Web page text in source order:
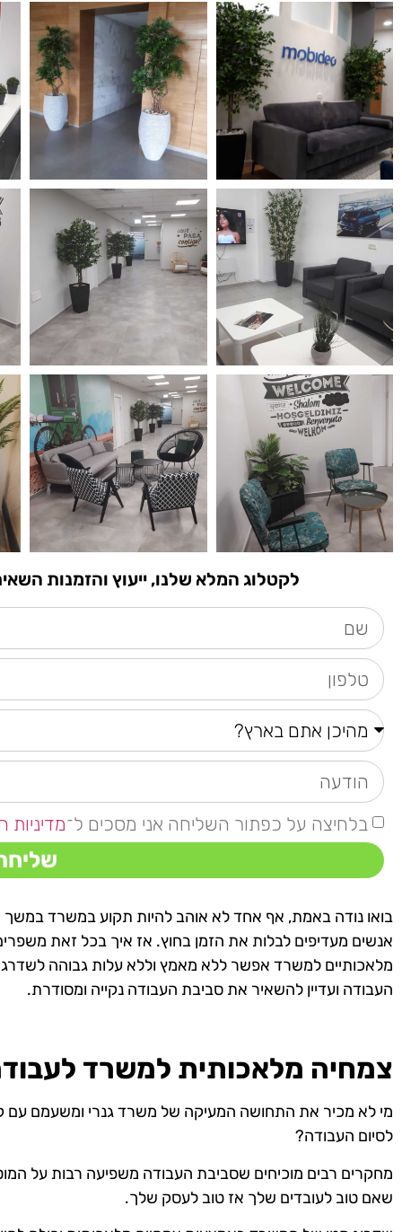
לקטלוג המלא שלנו, ייעוץ והזמנות השאירו פרטים
בלחיצה על כפתור השליחה אני מסכים ל־מדיניות
בואו נודה באמת, אף אחד לא אוהב להיות תקוע במשרד במשך
אנשים מעדיפים לבלות את הזמן בחוץ. אז איך בכל זאת
מלאכותיים למשרד אפשר ללא מאמץ וללא עלות גבוהה
העבודה ועדיין להשאיר את סביבת העבודה נקייה ומסודרת.
צמחיה מלאכותית למשרד
מי לא מכיר את התחושה המעיקה של משרד גנרי ומשעמם עם
לסיום העבודה?
מחקרים רבים מוכיחים שסביבת העבודה משפיעה רבות על
שאם טוב לעובדים שלך אז טוב לעסק שלך.